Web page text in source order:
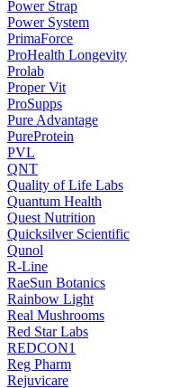
Power Strap
Power System
PrimaForce
ProHealth Longevity
Prolab
Proper Vit
ProSupps
Pure Advantage
PureProtein
PVL
QNT
Quality of Life Labs
Quantum Health
Quest Nutrition
Quicksilver Scientific
Qunol
R-Line
RaeSun Botanics
Rainbow Light
Real Mushrooms
Red Star Labs
REDCON1
Reg Pharm
Rejuvicare